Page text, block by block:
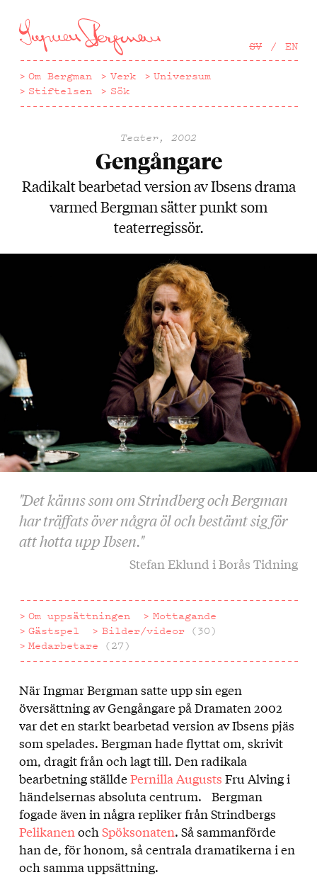
till
huvudinnehåll
SV EN
Om Bergman Verk
Universum
Stiftelsen
Sök
Teater, 2002
Gengångare
Radikalt bearbetad version av Ibsens drama
varmed Bergman sätter punkt som
teaterregissör.
"Det känns som om Strindberg och Bergman
har träffats över några öl och bestämt sig för
att hotta upp Ibsen."
Stefan Eklund i Borås Tidning
Om uppsättningen
Mottagande
Gästspel
Bilder/videor (30)
Medarbetare (27)
Om
uppsättningen
När Ingmar Bergman satte upp sin egen
översättning av Gengångare på Dramaten 2002
var det en starkt bearbetad version av Ibsens pjäs
som spelades. Bergman hade flyttat om, skrivit
om, dragit från och lagt till. Den radikala
bearbetning ställdePernilla Augusts Fru Alving i
händelsernas absoluta centrum. Bergman
fogade även in några repliker från Strindbergs
PelikanenochSpöksonaten. Så sammanförde
han de, för honom, så centrala dramatikerna i en
och samma uppsättning.